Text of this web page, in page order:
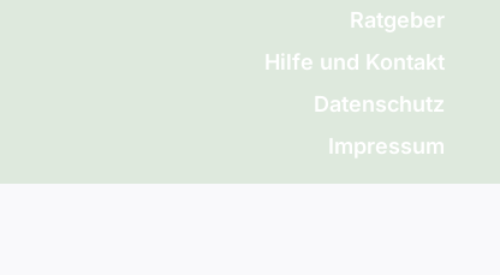
Ratgeber
Hilfe und Kontakt
Datenschutz
Impressum